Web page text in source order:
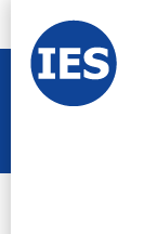
קורס
מתקדם